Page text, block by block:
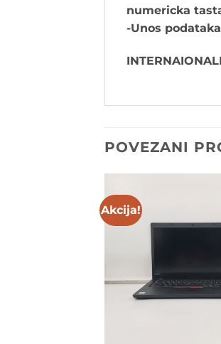
numericka
-Unos
POVEZANI
Akcija!